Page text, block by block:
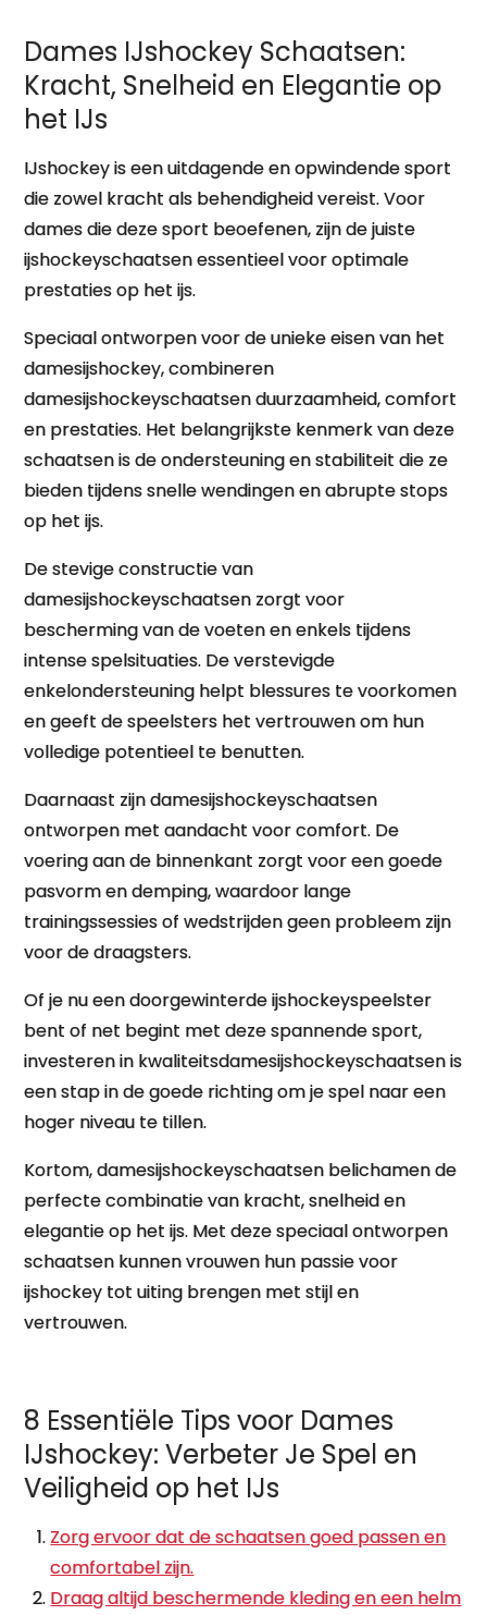
Dames IJshockey Schaatsen:
Kracht, Snelheid en Elegantie op
het IJs
IJshockey is een uitdagende en opwindende sport
die zowel kracht als behendigheid vereist. Voor
dames die deze sport beoefenen, zijn de juiste
ijshockeyschaatsen essentieel voor optimale
prestaties op het ijs.
Speciaal ontworpen voor de unieke eisen van het
damesijshockey, combineren
damesijshockeyschaatsen duurzaamheid, comfort
en prestaties. Het belangrijkste kenmerk van deze
schaatsen is de ondersteuning en stabiliteit die ze
bieden tijdens snelle wendingen en abrupte stops
op het ijs.
De stevige constructie van
damesijshockeyschaatsen zorgt voor
bescherming van de voeten en enkels tijdens
intense spelsituaties. De verstevigde
enkelondersteuning helpt blessures te voorkomen
en geeft de speelsters het vertrouwen om hun
volledige potentieel te benutten.
Daarnaast zijn damesijshockeyschaatsen
ontworpen met aandacht voor comfort. De
voering aan de binnenkant zorgt voor een goede
pasvorm en demping, waardoor lange
trainingssessies of wedstrijden geen probleem zijn
voor de draagsters.
Of je nu een doorgewinterde ijshockeyspeelster
bent of net begint met deze spannende sport,
investeren in kwaliteitsdamesijshockeyschaatsen is
een stap in de goede richting om je spel naar een
hoger niveau te tillen.
Kortom, damesijshockeyschaatsen belichamen de
perfecte combinatie van kracht, snelheid en
elegantie op het ijs. Met deze speciaal ontworpen
schaatsen kunnen vrouwen hun passie voor
ijshockey tot uiting brengen met stijl en
vertrouwen.
8 Essentiële Tips voor Dames
IJshockey: Verbeter Je Spel en
Veiligheid op het IJs
Zorg ervoor dat de schaatsen goed passen en
comfortabel zijn.
Draag altijd beschermende kleding en een helm